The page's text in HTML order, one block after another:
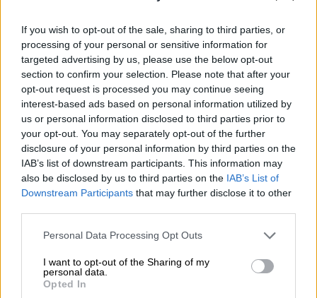
If you wish to opt-out of the sale, sharing to third parties, or
processing of your personal or sensitive information for
targeted advertising by us, please use the below opt-out
section to confirm your selection. Please note that after your
opt-out request is processed you may continue seeing
interest-based ads based on personal information utilized by
us or personal information disclosed to third parties prior to
your opt-out. You may separately opt-out of the further
disclosure of your personal information by third parties on the
IAB’s list of downstream participants. This information may
also be disclosed by us to third parties on the IAB’s List of
Downstream Participants that may further disclose it to other
Please note that this website/app uses one or more Google
not limited to your visit or usage behaviour. You may click to
grant or deny consent to Google and its third-party tags to
use your data for below specified purposes in below Google
Personal Data Processing Opt Outs
I want to opt-out of the Sharing of my
personal data.
Opted In
Finago Isolta -
laskutusohjelman hinta
Laskutusjaksot:
Kuukausi 3 Kuukautta Vuosittain
Starter
10 LASKUA VUODESSA